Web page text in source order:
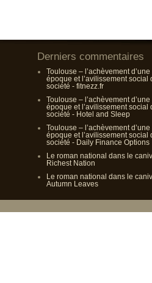
Derniers commentaires
Toulouse – l’achèvement d’une
époque et l’avilissement social
société - fitnezz.fr
Toulouse – l’achèvement d’une
époque et l’avilissement social
société - Hotel and Sleep
Toulouse – l’achèvement d’une
époque et l’avilissement social
société - Daily Finance Options
Le roman national dans le
Richest Nation
Le roman national dans le
Autumn Leaves